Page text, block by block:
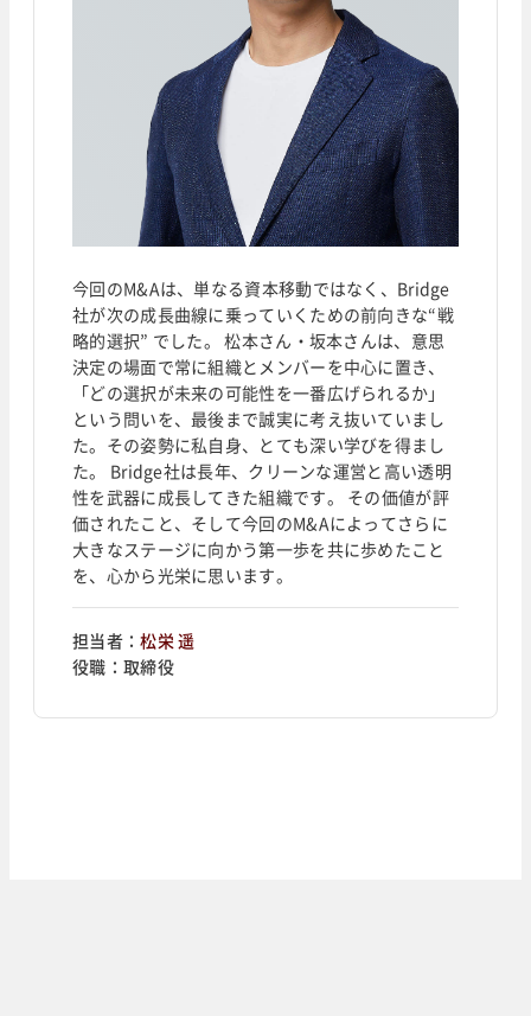
今回のM&Aは、単なる資本移動ではなく、Bridge
社が次の成長曲線に乗っていくための前向きな“戦
略的選択” でした。 松本さん・坂本さんは、意思
決定の場面で常に組織とメンバーを中心に置き、
「どの選択が未来の可能性を一番広げられるか」
という問いを、最後まで誠実に考え抜いていまし
た。その姿勢に私自身、とても深い学びを得まし
た。 Bridge社は長年、クリーンな運営と高い透明
性を武器に成長してきた組織です。 その価値が評
価されたこと、そして今回のM&Aによってさらに
大きなステージに向かう第一歩を共に歩めたこと
を、心から光栄に思います。
担当者：松栄 遥
役職： 取締役